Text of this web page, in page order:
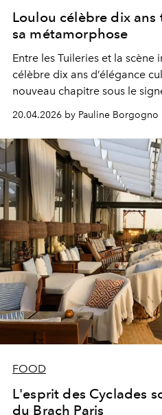
Loulou célèbre dix
sa métamorphose
Entre les Tuileries et la
célèbre dix ans d’élégance
nouveau chapitre sous le
20.04.2026 by Pauline Borgogno
FOOD
L'esprit des Cyclades
du Brach Paris